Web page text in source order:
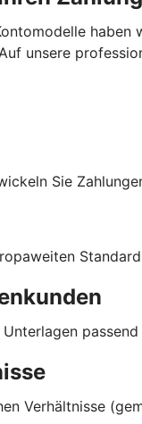
unsere
Sie
Verhältnisse